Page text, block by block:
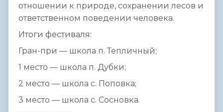
отношении к природе, сохранении лесов и
ответственном поведении человека.
Итоги фестиваля:
Гран-при — школа п. Тепличный;
1 место — школа п. Дубки;
2 место — школа с. Поповка;
3 место — школа с. Сосновка.